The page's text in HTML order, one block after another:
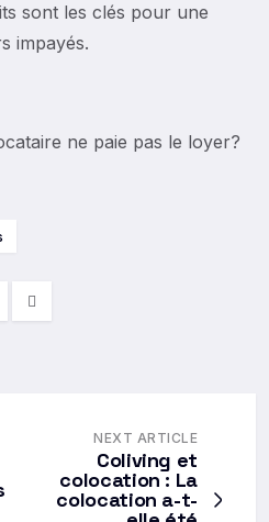
sont les clés pour une
impayés.
ne paie pas le loyer?
NEXT ARTICLE
Coliving et
colocation : La
colocation a-t-